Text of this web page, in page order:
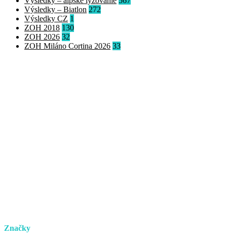
Výsledky – Biatlon 272
Výsledky CZ 1
ZOH 2018 130
ZOH 2026 32
ZOH Miláno Cortina 2026 33
Značky